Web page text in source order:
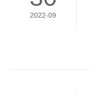
2022-09